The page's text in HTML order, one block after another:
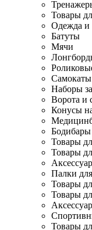
Товары
Одежда и
Батуты
Мячи
Самокаты
Наборы
Ворота и
Конусы
Бодибары
Товары
Товары
Палки
Товары
Товары
Товары